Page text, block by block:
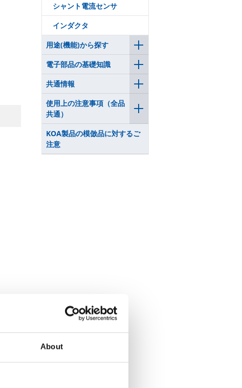
About
シャント電流センサ
インダクタ
用途(機能)から探す
電子部品の基礎知識
共通情報
使用上の注意事項（全品
共通）
KOA製品の模倣品に対するご
注意